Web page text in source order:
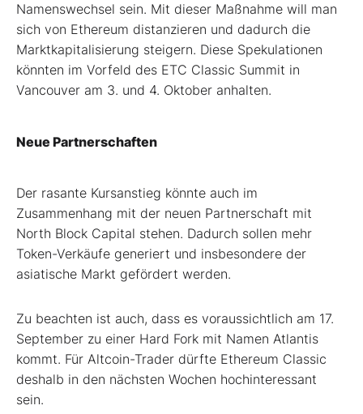
Namenswechsel sein. Mit dieser Maßnahme will man
sich von Ethereum distanzieren und dadurch die
Marktkapitalisierung steigern. Diese Spekulationen
könnten im Vorfeld des ETC Classic Summit in
Vancouver am 3. und 4. Oktober anhalten.
Neue Partnerschaften
Der rasante Kursanstieg könnte auch im
Zusammenhang mit der neuen Partnerschaft mit
North Block Capital stehen. Dadurch sollen mehr
Token-Verkäufe generiert und insbesondere der
asiatische Markt gefördert werden.
Zu beachten ist auch, dass es voraussichtlich am 17.
September zu einer Hard Fork mit Namen Atlantis
kommt. Für Altcoin-Trader dürfte Ethereum Classic
deshalb in den nächsten Wochen hochinteressant
sein.